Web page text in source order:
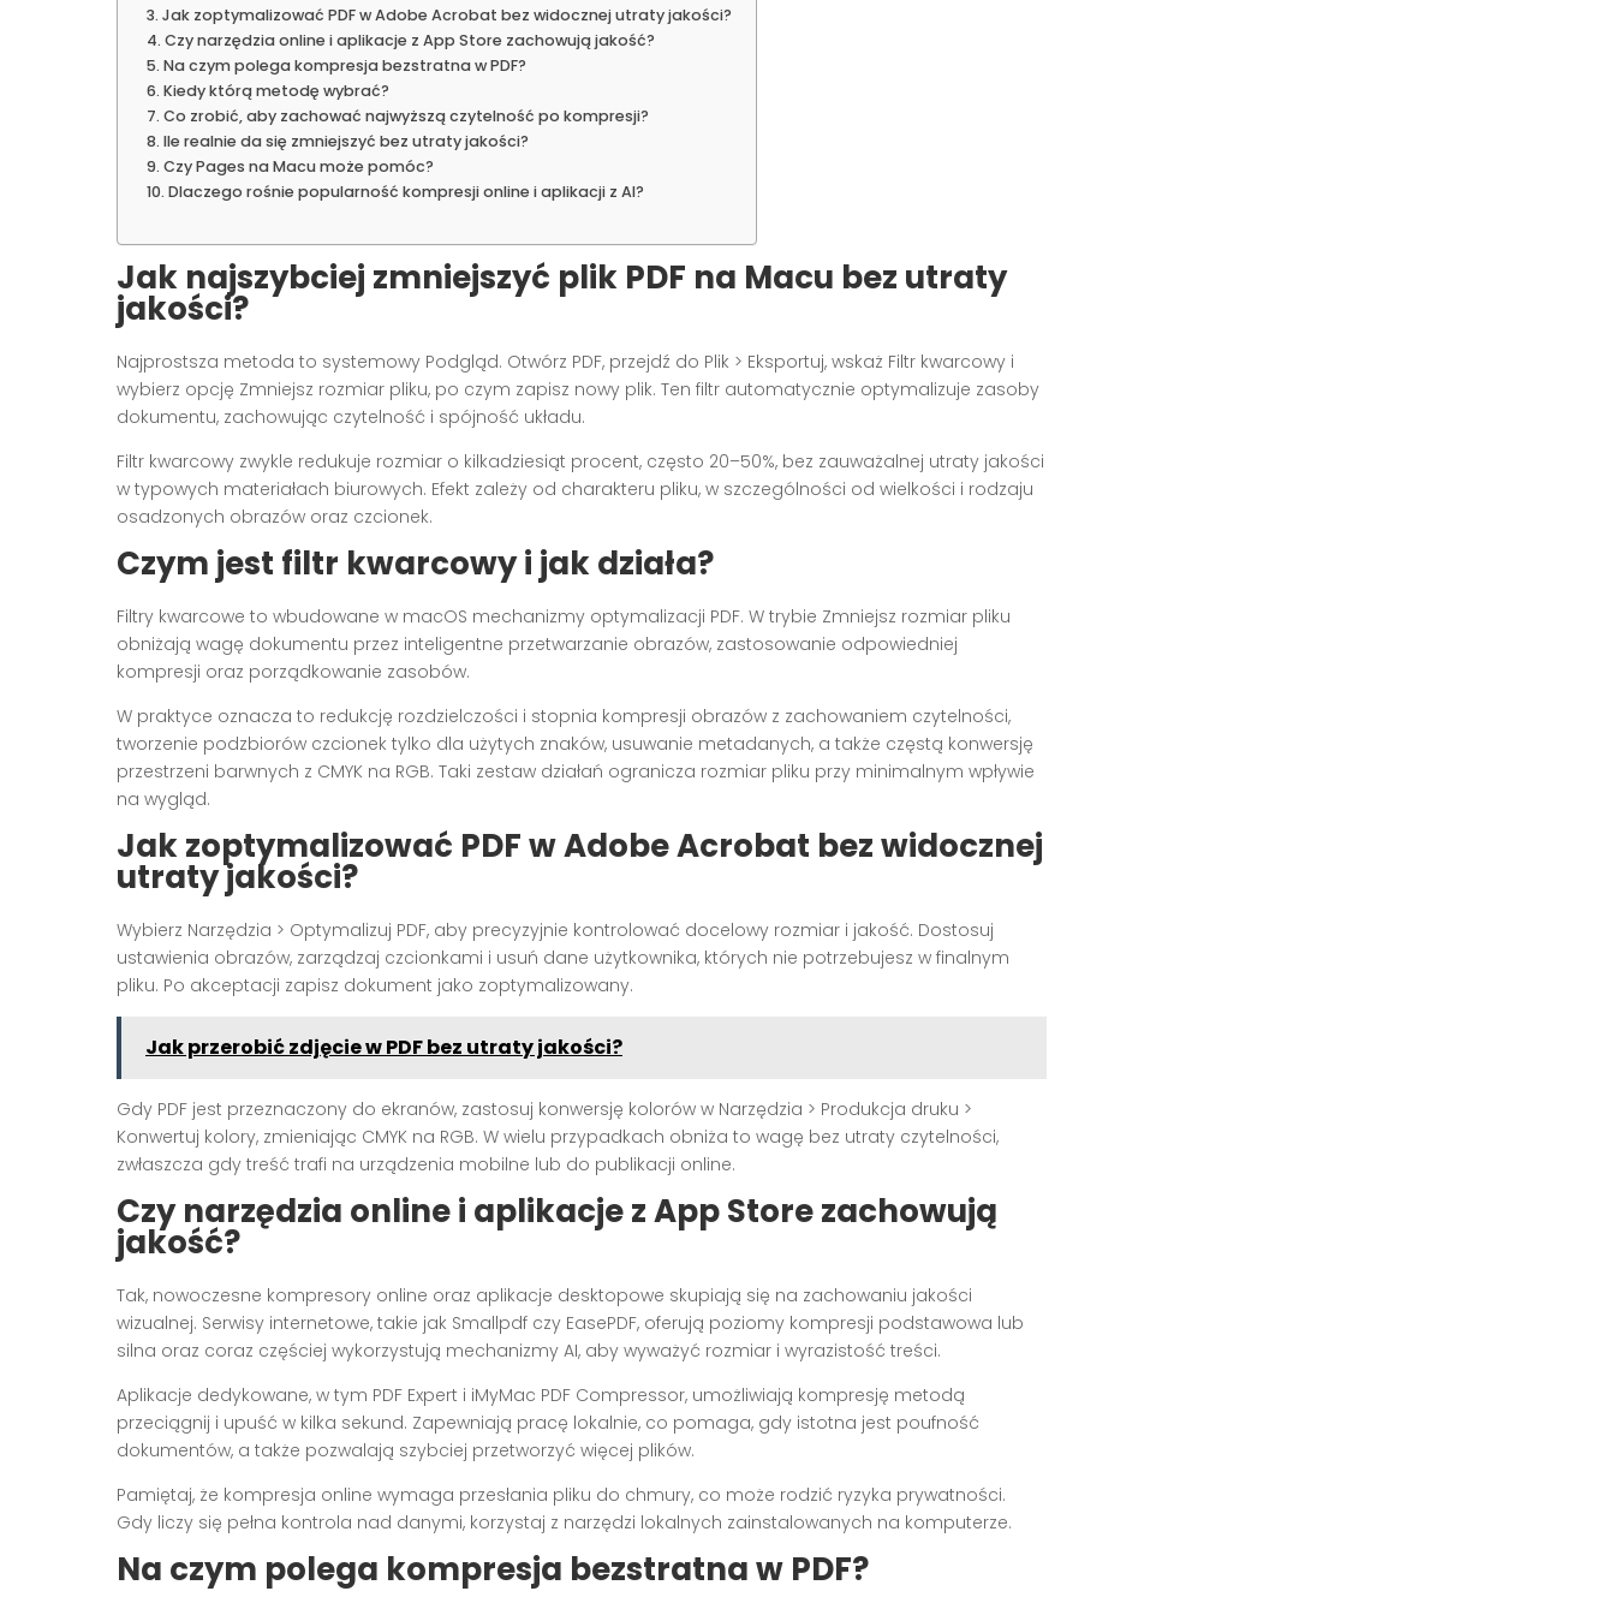
Jak zoptymalizować PDF w Adobe Acrobat bez widocznej utraty jakości?
Czy narzędzia online i aplikacje z App Store zachowują jakość?
Na czym polega kompresja bezstratna w PDF?
Kiedy którą metodę wybrać?
Co zrobić, aby zachować najwyższą czytelność po kompresji?
Ile realnie da się zmniejszyć bez utraty jakości?
Czy Pages na Macu może pomóc?
Dlaczego rośnie popularność kompresji online i aplikacji z AI?
Jak najszybciej zmniejszyć plik PDF na Macu bez utraty
jakości?
Najprostsza metoda to systemowy Podgląd. Otwórz PDF, przejdź do Plik > Eksportuj, wskaż Filtr kwarcowy i
wybierz opcję Zmniejsz rozmiar pliku, po czym zapisz nowy plik. Ten filtr automatycznie optymalizuje zasoby
dokumentu, zachowując czytelność i spójność układu.
Filtr kwarcowy zwykle redukuje rozmiar o kilkadziesiąt procent, często 20–50%, bez zauważalnej utraty jakości
w typowych materiałach biurowych. Efekt zależy od charakteru pliku, w szczególności od wielkości i rodzaju
osadzonych obrazów oraz czcionek.
Czym jest filtr kwarcowy i jak działa?
Filtry kwarcowe to wbudowane w macOS mechanizmy optymalizacji PDF. W trybie Zmniejsz rozmiar pliku
obniżają wagę dokumentu przez inteligentne przetwarzanie obrazów, zastosowanie odpowiedniej
kompresji oraz porządkowanie zasobów.
W praktyce oznacza to redukcję rozdzielczości i stopnia kompresji obrazów z zachowaniem czytelności,
tworzenie podzbiorów czcionek tylko dla użytych znaków, usuwanie metadanych, a także częstą konwersję
przestrzeni barwnych z CMYK na RGB. Taki zestaw działań ogranicza rozmiar pliku przy minimalnym wpływie
na wygląd.
Jak zoptymalizować PDF w Adobe Acrobat bez widocznej
utraty jakości?
Wybierz Narzędzia > Optymalizuj PDF, aby precyzyjnie kontrolować docelowy rozmiar i jakość. Dostosuj
ustawienia obrazów, zarządzaj czcionkami i usuń dane użytkownika, których nie potrzebujesz w finalnym
pliku. Po akceptacji zapisz dokument jako zoptymalizowany.
Jak przerobić zdjęcie w PDF bez utraty jakości?
Gdy PDF jest przeznaczony do ekranów, zastosuj konwersję kolorów w Narzędzia > Produkcja druku >
Konwertuj kolory, zmieniając CMYK na RGB. W wielu przypadkach obniża to wagę bez utraty czytelności,
zwłaszcza gdy treść trafi na urządzenia mobilne lub do publikacji online.
Czy narzędzia online i aplikacje z App Store zachowują
jakość?
Tak, nowoczesne kompresory online oraz aplikacje desktopowe skupiają się na zachowaniu jakości
wizualnej. Serwisy internetowe, takie jak Smallpdf czy EasePDF, oferują poziomy kompresji podstawowa lub
silna oraz coraz częściej wykorzystują mechanizmy AI, aby wyważyć rozmiar i wyrazistość treści.
Aplikacje dedykowane, w tym PDF Expert i iMyMac PDF Compressor, umożliwiają kompresję metodą
przeciągnij i upuść w kilka sekund. Zapewniają pracę lokalnie, co pomaga, gdy istotna jest poufność
dokumentów, a także pozwalają szybciej przetworzyć więcej plików.
Pamiętaj, że kompresja online wymaga przesłania pliku do chmury, co może rodzić ryzyka prywatności.
Gdy liczy się pełna kontrola nad danymi, korzystaj z narzędzi lokalnych zainstalowanych na komputerze.
Na czym polega kompresja bezstratna w PDF?